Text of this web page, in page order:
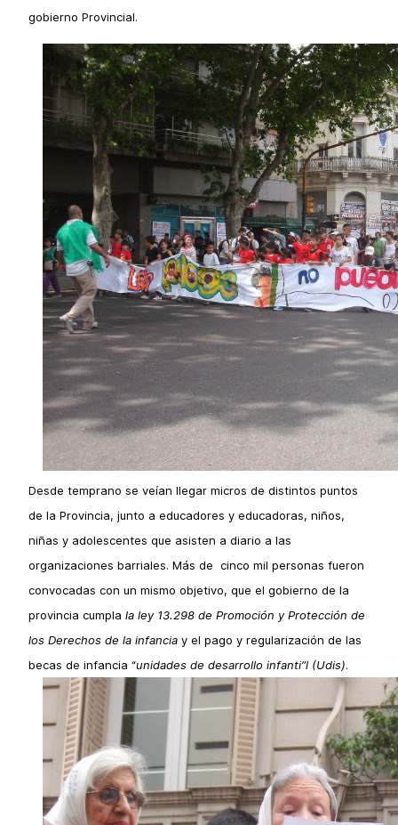
gobierno Provincial.
Desde temprano se veían llegar micros de distintos puntos
de la Provincia, junto a educadores y educadoras, niños,
niñas y adolescentes que asisten a diario a las
organizaciones barriales. Más de cinco mil personas fueron
convocadas con un mismo objetivo, que el gobierno de la
provincia cumpla la ley 13.298 de Promoción y Protección de
los Derechos de la infancia y el pago y regularización de las
becas de infancia “unidades de desarrollo infanti”l (Udis).